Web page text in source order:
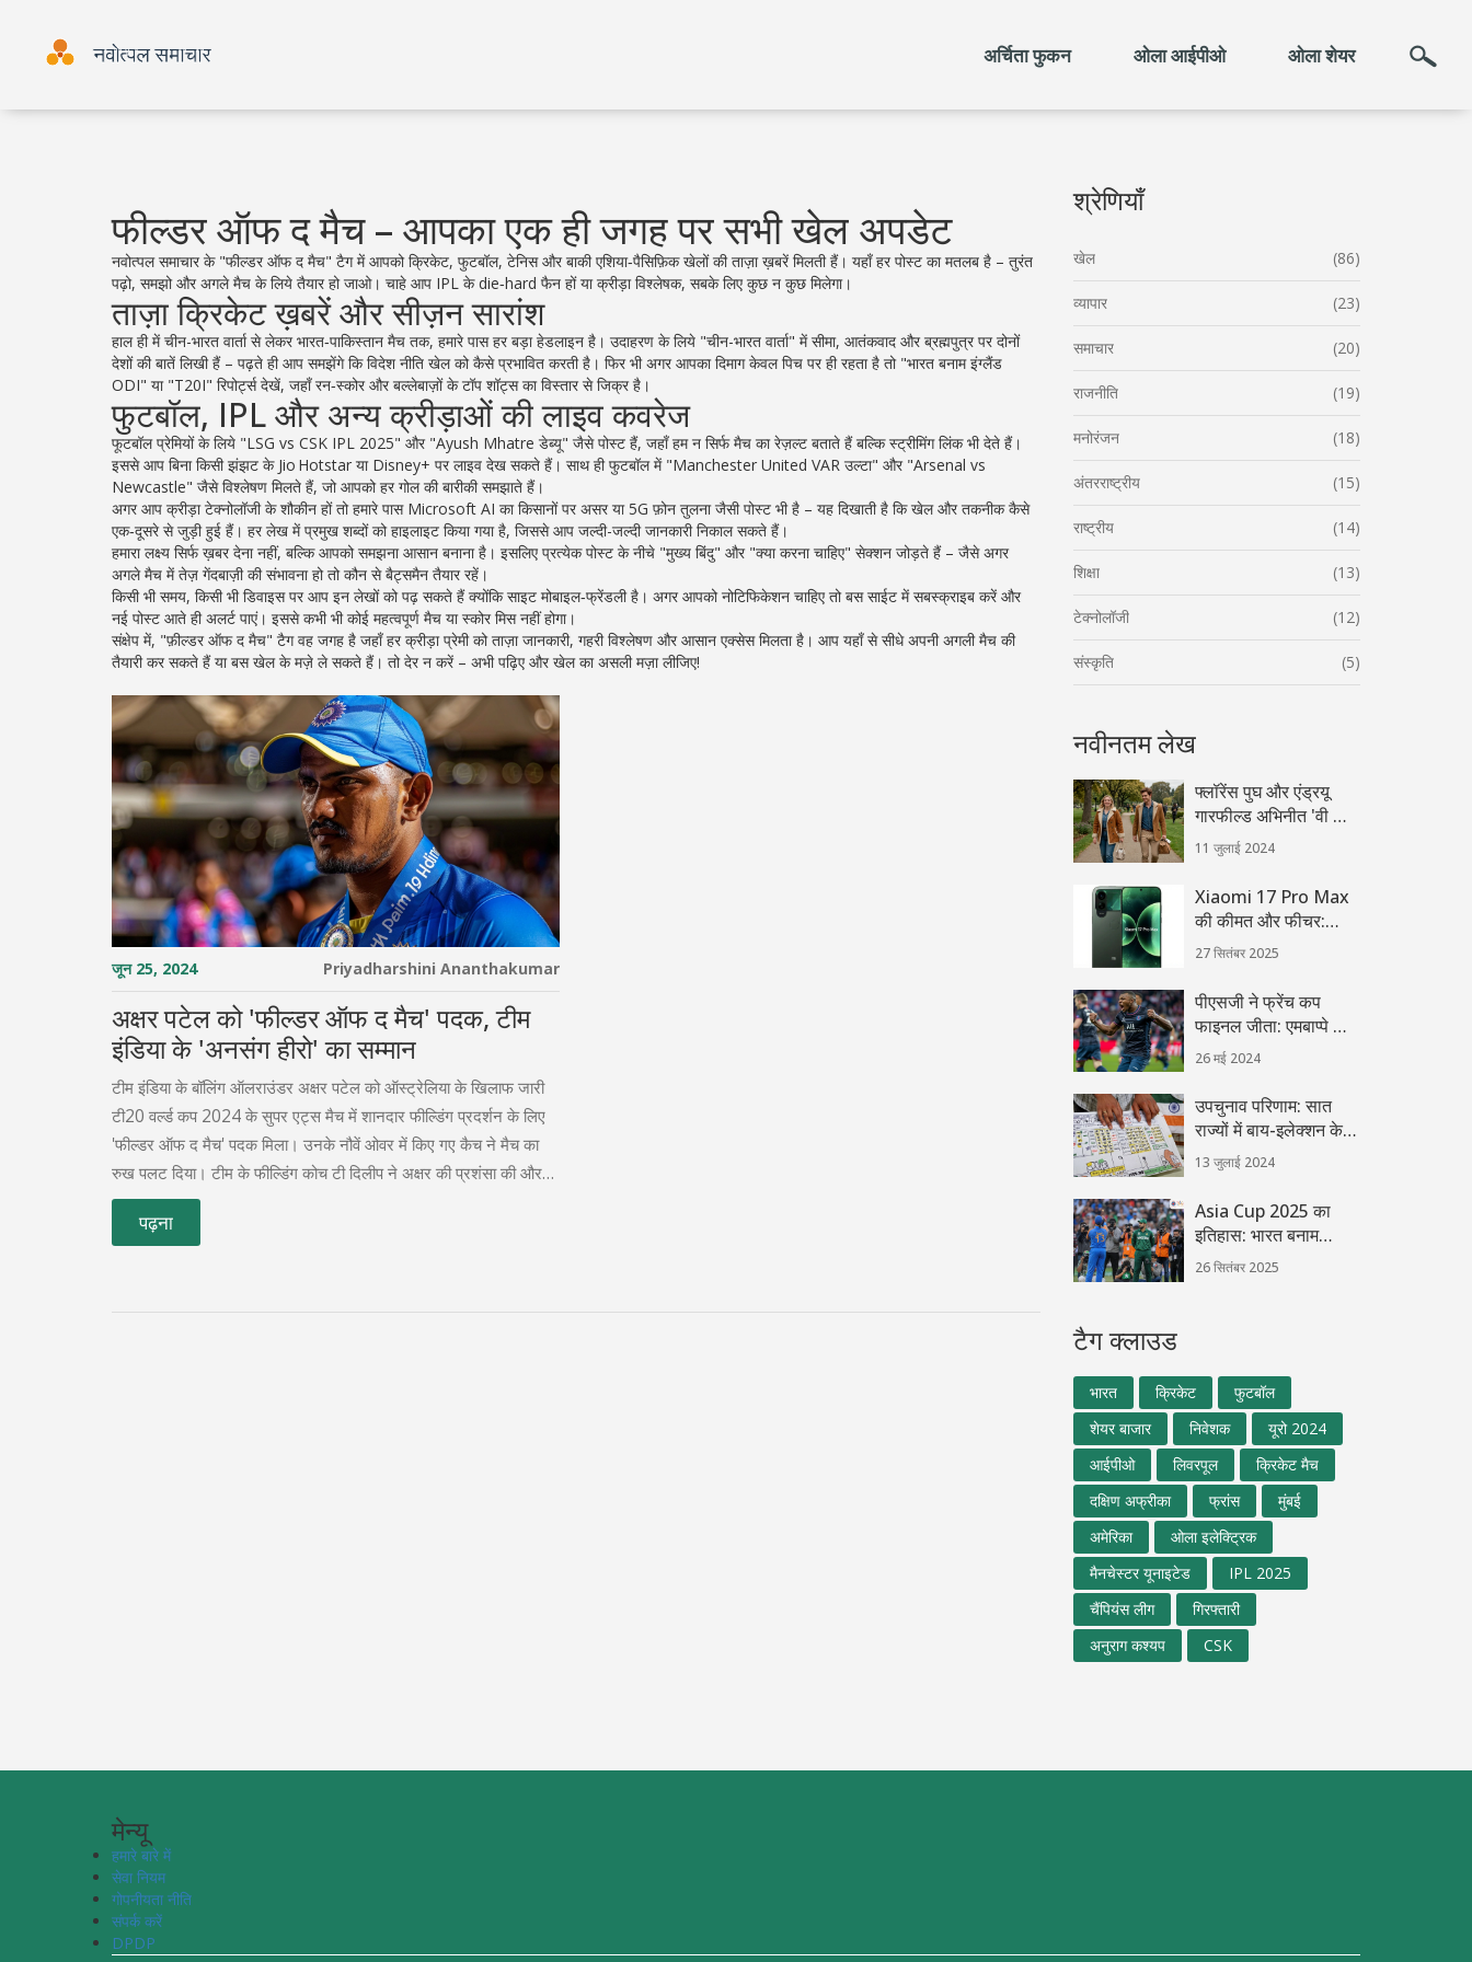
अर्चिता फुकन ओला आईपीओ ओला शेयर
फील्डर ऑफ द मैच – आपका एक ही जगह पर सभी खेल अपडेट
नवोत्पल समाचार के "फील्डर ऑफ द मैच" टैग में आपको क्रिकेट, फुटबॉल, टेनिस और बाकी एशिया‑पैसिफ़िक खेलों की ताज़ा ख़बरें मिलती हैं। यहाँ हर पोस्ट का मतलब है – तुरंत
पढ़ो, समझो और अगले मैच के लिये तैयार हो जाओ। चाहे आप IPL के die‑hard फैन हों या क्रीड़ा विश्लेषक, सबके लिए कुछ न कुछ मिलेगा।
ताज़ा क्रिकेट ख़बरें और सीज़न सारांश
हाल ही में चीन-भारत वार्ता से लेकर भारत‑पाकिस्तान मैच तक, हमारे पास हर बड़ा हेडलाइन है। उदाहरण के लिये "चीन-भारत वार्ता" में सीमा, आतंकवाद और ब्रह्मपुत्र पर दोनों
देशों की बातें लिखी हैं – पढ़ते ही आप समझेंगे कि विदेश नीति खेल को कैसे प्रभावित करती है। फिर भी अगर आपका दिमाग केवल पिच पर ही रहता है तो "भारत बनाम इंग्लैंड
ODI" या "T20I" रिपोर्ट्स देखें, जहाँ रन‑स्कोर और बल्लेबाज़ों के टॉप शॉट्स का विस्तार से जिक्र है।
फुटबॉल, IPL और अन्य क्रीड़ाओं की लाइव कवरेज
फूटबॉल प्रेमियों के लिये "LSG vs CSK IPL 2025" और "Ayush Mhatre डेब्यू" जैसे पोस्ट हैं, जहाँ हम न सिर्फ मैच का रेज़ल्ट बताते हैं बल्कि स्ट्रीमिंग लिंक भी देते हैं।
इससे आप बिना किसी झंझट के Jio Hotstar या Disney+ पर लाइव देख सकते हैं। साथ ही फुटबॉल में "Manchester United VAR उल्टा" और "Arsenal vs
Newcastle" जैसे विश्लेषण मिलते हैं, जो आपको हर गोल की बारीकी समझाते हैं।
अगर आप क्रीड़ा टेक्नोलॉजी के शौकीन हों तो हमारे पास Microsoft AI का किसानों पर असर या 5G फ़ोन तुलना जैसी पोस्ट भी है – यह दिखाती है कि खेल और तकनीक कैसे
एक‑दूसरे से जुड़ी हुई हैं। हर लेख में प्रमुख शब्दों को हाइलाइट किया गया है, जिससे आप जल्दी-जल्दी जानकारी निकाल सकते हैं।
हमारा लक्ष्य सिर्फ ख़बर देना नहीं, बल्कि आपको समझना आसान बनाना है। इसलिए प्रत्येक पोस्ट के नीचे "मुख्य बिंदु" और "क्या करना चाहिए" सेक्शन जोड़ते हैं – जैसे अगर
अगले मैच में तेज़ गेंदबाज़ी की संभावना हो तो कौन से बैट्समैन तैयार रहें।
किसी भी समय, किसी भी डिवाइस पर आप इन लेखों को पढ़ सकते हैं क्योंकि साइट मोबाइल‑फ्रेंडली है। अगर आपको नोटिफिकेशन चाहिए तो बस साईट में सबस्क्राइब करें और
नई पोस्ट आते ही अलर्ट पाएं। इससे कभी भी कोई महत्वपूर्ण मैच या स्कोर मिस नहीं होगा।
संक्षेप में, "फ़ील्डर ऑफ द मैच" टैग वह जगह है जहाँ हर क्रीड़ा प्रेमी को ताज़ा जानकारी, गहरी विश्लेषण और आसान एक्सेस मिलता है। आप यहाँ से सीधे अपनी अगली मैच की
तैयारी कर सकते हैं या बस खेल के मज़े ले सकते हैं। तो देर न करें – अभी पढ़िए और खेल का असली मज़ा लीजिए!
जून 25, 2024 Priyadharshini Ananthakumar
अक्षर पटेल को 'फील्डर ऑफ द मैच' पदक, टीम
इंडिया के 'अनसंग हीरो' का सम्मान
टीम इंडिया के बॉलिंग ऑलराउंडर अक्षर पटेल को ऑस्ट्रेलिया के खिलाफ जारी
टी20 वर्ल्ड कप 2024 के सुपर एट्स मैच में शानदार फील्डिंग प्रदर्शन के लिए
'फील्डर ऑफ द मैच' पदक मिला। उनके नौवें ओवर में किए गए कैच ने मैच का
रुख पलट दिया। टीम के फील्डिंग कोच टी दिलीप ने अक्षर की प्रशंसा की और
'अनसंग हीरो' नुवान सेनवीरत्ने ने पदक प्रदान किया।
पढ़ना
श्रेणियाँ
खेल (86)
व्यापार (23)
समाचार (20)
राजनीति (19)
मनोरंजन (18)
अंतरराष्ट्रीय (15)
राष्ट्रीय (14)
शिक्षा (13)
टेक्नोलॉजी (12)
संस्कृति (5)
नवीनतम लेख
फ्लॉरेंस पुघ और एंड्रयू
गारफील्ड अभिनीत 'वी लिव
इन टाइम' का ट्रेलर रिलीज
11 जुलाई 2024
Xiaomi 17 Pro Max
की कीमत और फीचर:
डुअल स्क्रीन,
स्नैपड्रैगन 8 एलीट
27 सितंबर 2025
पीएसजी ने फ्रेंच कप
फाइनल जीता: एमबाप्पे की
विदाई का अहम पल
26 मई 2024
उपचुनाव परिणाम: सात
राज्यों में बाय-इलेक्शन के
नतीजे घोषित
13 जुलाई 2024
Asia Cup 2025 का
इतिहास: भारत बनाम
पाकिस्तान फाइनल, दुबई में
26 सितंबर 2025
टैग क्लाउड
भारत क्रिकेट
फुटबॉल
शेयर बाजार
निवेशक
यूरो 2024
आईपीओ
लिवरपूल
क्रिकेट मैच
दक्षिण अफ्रीका
फ्रांस
मुंबई
अमेरिका
ओला इलेक्ट्रिक
मैनचेस्टर यूनाइटेड
IPL 2025
चैंपियंस लीग
गिरफ्तारी
अनुराग कश्यप
CSK
मेन्यू
हमारे बारे में
सेवा नियम
गोपनीयता नीति
संपर्क करें
DPDP